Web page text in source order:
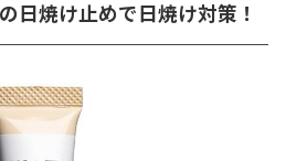
日焼け止めで日焼け対策！